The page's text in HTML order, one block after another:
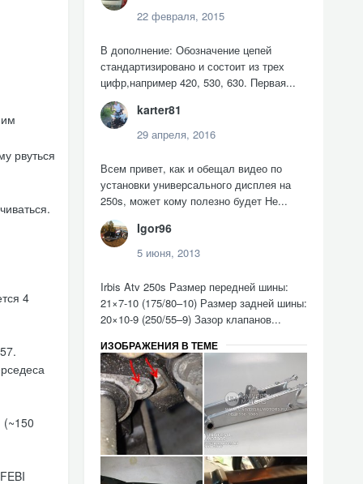
рвуться
4
22 февраля, 2015
В дополнение: Обозначение цепей
стандартизировано и состоит из трех
цифр,например 420, 530, 630. Первая...
karter81
29 апреля, 2016
Всем привет, как и обещал видео по
установки универсального дисплея на
250s, может кому полезно будет Не...
Igor96
5 июня, 2013
Irbis Atv 250s Размер передней шины:
21×7-10 (175/80–10) Размер задней шины:
20×10-9 (250/55–9) Зазор клапанов...
ИЗОБРАЖЕНИЯ В ТЕМЕ